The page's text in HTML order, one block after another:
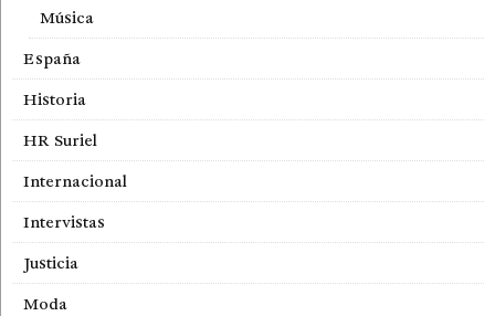
Música
España
Historia
HR Suriel
Internacional
Intervistas
Justicia
Moda